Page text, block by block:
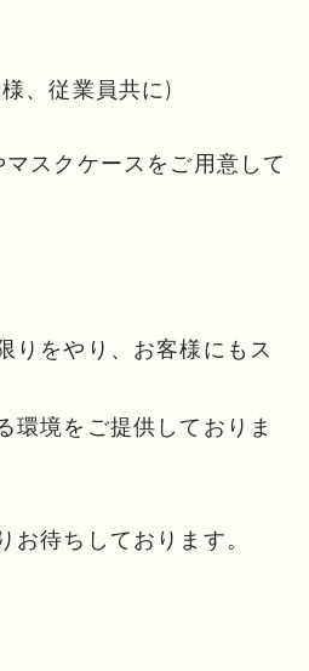
、従業員共に)
スクケースをご用意して
りをやり、お客様にもス
環境をご提供しておりま
お待ちしております。